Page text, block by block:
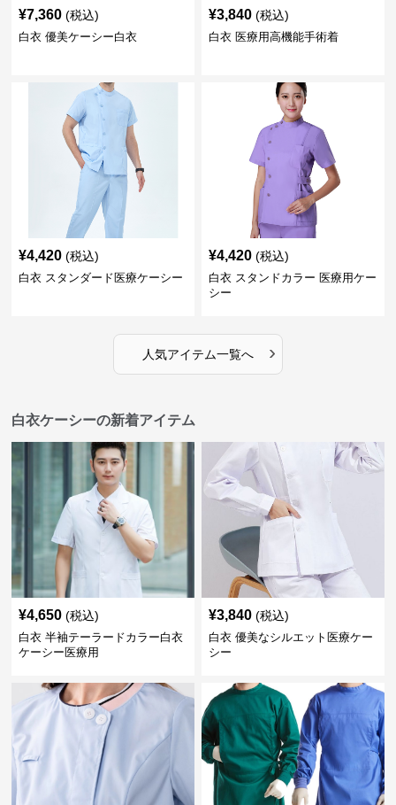
¥7,360 (税込)
白衣 優美ケーシー白衣
¥3,840 (税込)
白衣 医療用高機能手術着
¥4,420 (税込)
白衣 スタンダード医療ケーシー
¥4,420 (税込)
白衣 スタンドカラー 医療用ケー
シー
人気アイテム一覧へ ›
白衣ケーシーの新着アイテム
¥4,650 (税込)
白衣 半袖テーラードカラー白衣
ケーシー医療用
¥3,840 (税込)
白衣 優美なシルエット医療ケー
シー